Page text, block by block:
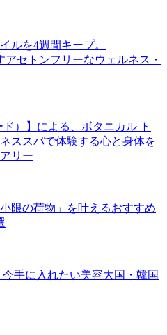
ルを4週間キープ。
アセトンフリーなウェルネス・
ド）】による、ボタニカル ト
ススパで体験する心と身体を
リー
限の荷物」を叶えるおすすめ
今手に入れたい美容大国・韓国